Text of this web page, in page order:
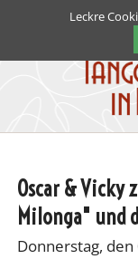
Oscar & Vicky
Milonga" und
Donnerstag,
Leckre